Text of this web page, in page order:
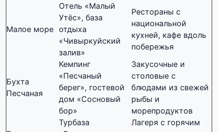
Малое море
Отель «Малый
Утёс», база
отдыха
«Чивыркуйский
залив»
Рестораны с
национальной
кухней, кафе вдоль
побережья
Бухта
Песчаная
Кемпинг
«Песчаный
берег», гостевой
дом «Сосновый
бор»
Закусочные и
столовые с
блюдами из свежей
рыбы и
морепродуктов
Турбаза
Лагеря с горячим